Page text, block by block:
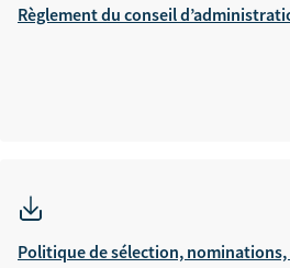
Règlement du conseil
Politique de sélection,